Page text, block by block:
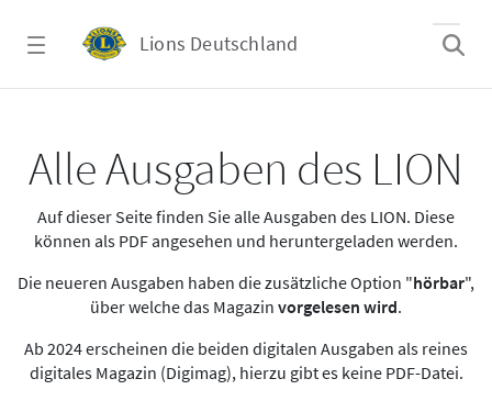
Lions Deutschland
Alle Ausgaben des LION
Auf dieser Seite finden Sie alle Ausgaben des LION. Diese
können als PDF angesehen und heruntergeladen werden.
Die neueren Ausgaben haben die zusätzliche Option "hörbar",
über welche das Magazin vorgelesen wird.
Ab 2024 erscheinen die beiden digitalen Ausgaben als reines
digitales Magazin (Digimag), hierzu gibt es keine PDF-Datei.